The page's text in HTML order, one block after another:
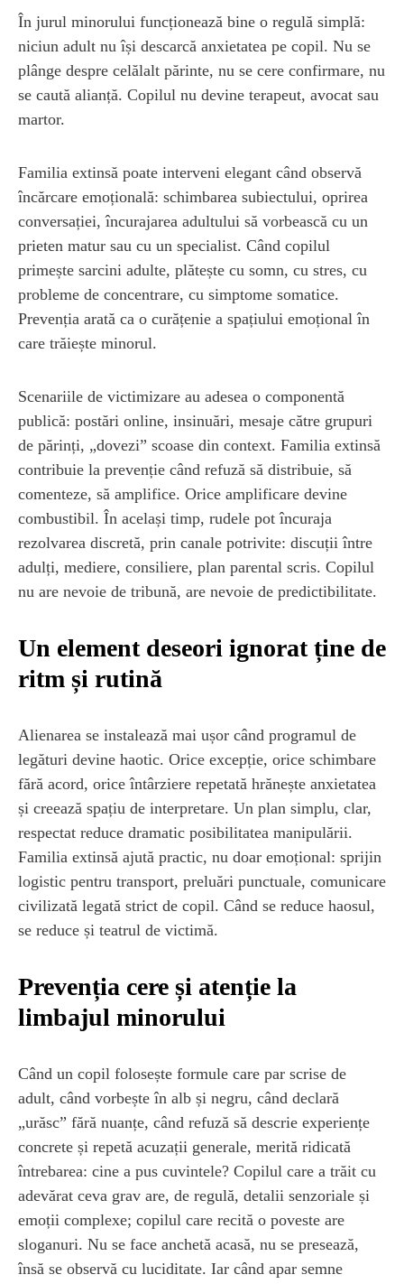
În jurul minorului funcționează bine o regulă simplă:
niciun adult nu își descarcă anxietatea pe copil. Nu se
plânge despre celălalt părinte, nu se cere confirmare, nu
se caută alianță. Copilul nu devine terapeut, avocat sau
martor.
Familia extinsă poate interveni elegant când observă
încărcare emoțională: schimbarea subiectului, oprirea
conversației, încurajarea adultului să vorbească cu un
prieten matur sau cu un specialist. Când copilul
primește sarcini adulte, plătește cu somn, cu stres, cu
probleme de concentrare, cu simptome somatice.
Prevenția arată ca o curățenie a spațiului emoțional în
care trăiește minorul.
Scenariile de victimizare au adesea o componentă
publică: postări online, insinuări, mesaje către grupuri
de părinți, „dovezi” scoase din context. Familia extinsă
contribuie la prevenție când refuză să distribuie, să
comenteze, să amplifice. Orice amplificare devine
combustibil. În același timp, rudele pot încuraja
rezolvarea discretă, prin canale potrivite: discuții între
adulți, mediere, consiliere, plan parental scris. Copilul
nu are nevoie de tribună, are nevoie de predictibilitate.
Un element deseori ignorat ține de
ritm și rutină
Alienarea se instalează mai ușor când programul de
legături devine haotic. Orice excepție, orice schimbare
fără acord, orice întârziere repetată hrănește anxietatea
și creează spațiu de interpretare. Un plan simplu, clar,
respectat reduce dramatic posibilitatea manipulării.
Familia extinsă ajută practic, nu doar emoțional: sprijin
logistic pentru transport, preluări punctuale, comunicare
civilizată legată strict de copil. Când se reduce haosul,
se reduce și teatrul de victimă.
Prevenția cere și atenție la
limbajul minorului
Când un copil folosește formule care par scrise de
adult, când vorbește în alb și negru, când declară
„urăsc” fără nuanțe, când refuză să descrie experiențe
concrete și repetă acuzații generale, merită ridicată
întrebarea: cine a pus cuvintele? Copilul care a trăit cu
adevărat ceva grav are, de regulă, detalii senzoriale și
emoții complexe; copilul care recită o poveste are
sloganuri. Nu se face anchetă acasă, nu se presează,
însă se observă cu luciditate. Iar când apar semne